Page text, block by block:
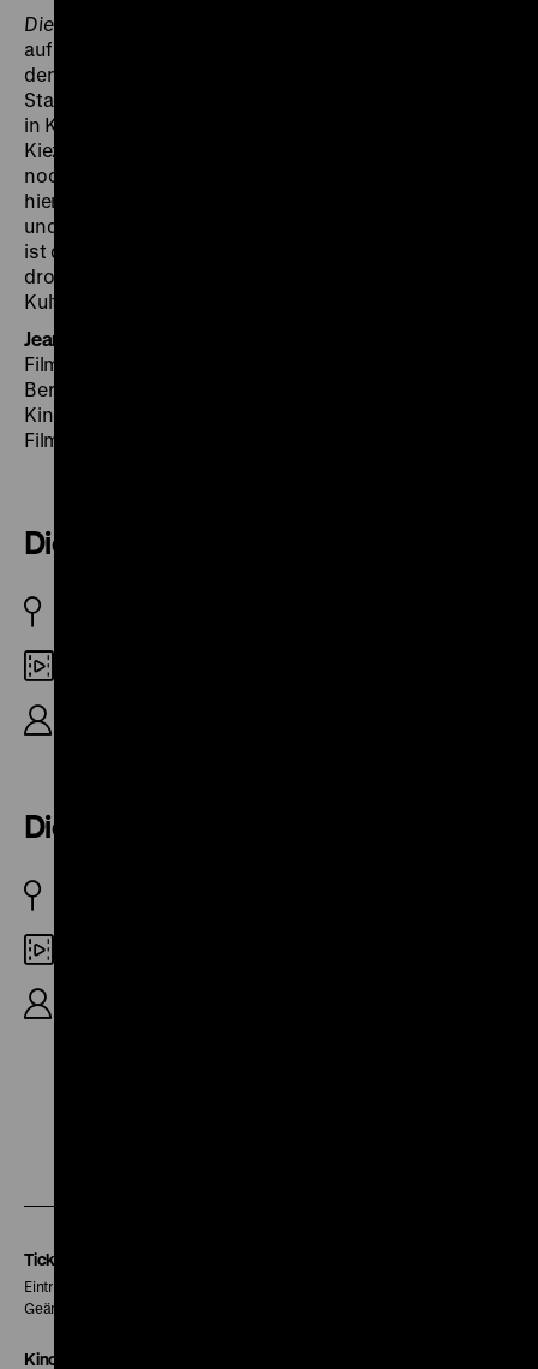
Die Oranienstraße
auf die pulsierende Gegenwart. Die Straße, die durch
den Bau der gerade noch abgewendeten
Stadtautobahn fast zerstört worden wäre, erweist sich
in Kurzinterviews als Mittelpunkt eines lebendigen
Kiezes, in dem die berühmte Kreuzberger Mischung
noch intakt ist. Neben Handwerksbetrieben gibt es
hier die Künstler des „Oranienateliers“, ein Kabarett
und die „Galerie Unrat“. Nächtlicher Anziehungspunkt
ist der Club SO36; die „Oranienetage“ betreut
drogenabhängige Jugendliche; ein deutsch-türkisches
Kulturzentrum ist in Planung. (jg)
Jeanpaul Goergen
Filmhistoriker. 2023 wurde er unter anderem für seine
Berlin-Programme mit dem Ehrenpreis des
Kinematheksverbundes für die Verdienste um die
Filmkultur und das Filmerbe ausgezeichnet.
Die Fasanenstraße
Die Oranienstraße
Tickets
Eintritt 5 €
Geänderte Preise sind im Programm vermerkt.
Kinokasse